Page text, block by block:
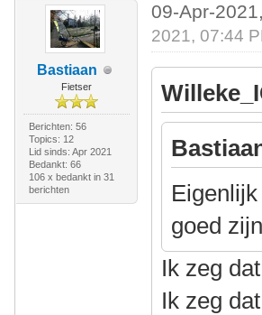
Bastiaan
Fietser
Berichten: 56
Topics: 12
Lid sinds: Apr 2021
Bedankt: 66
106 x bedankt in 31
berichten
09-Apr-
2021, 07:44
goed
Ik zeg
Ik zeg